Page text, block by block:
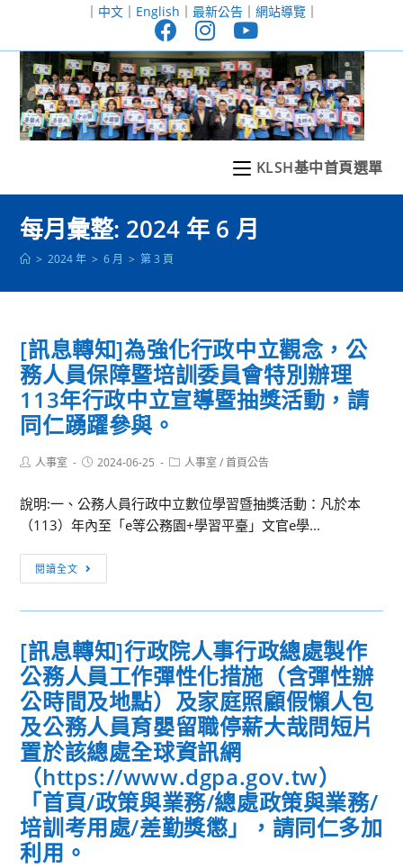
至
｜ 中文｜ English ｜ 最新公告｜ 網站導覽｜
KLSH基中首頁選單
每月彙整: 2024 年 6 月
> 2024 年 > 6 月 > 第 3 頁
[訊息轉知]為強化行政中立觀念，公
務人員保障暨培訓委員會特別辦理
113年行政中立宣導暨抽獎活動，請
同仁踴躍參與。
Post人事室
Post2024-06-25
Post人事室 / 首頁公告
說明:一、公務人員行政中立數位學習暨抽獎活動：凡於本
（113）年內至「e等公務園+學習平臺」文官e學...
閱讀全文
息
轉
為
強
化
行
政
中
立
觀
念，
[訊息轉知]行政院人事行政總處製作
公務人員工作彈性化措施（含彈性辦
公時間及地點）及家庭照顧假懶人包
及公務人員育嬰留職停薪大哉問短片
置於該總處全球資訊網
（https://www.dgpa.gov.tw）
「首頁/政策與業務/總處政策與業務/
培訓考用處/差勤獎懲」，請同仁多加
利用。